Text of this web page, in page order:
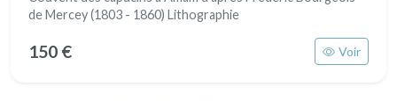
de Mercey (1803 - 1860) Lithographie
150 € Voir